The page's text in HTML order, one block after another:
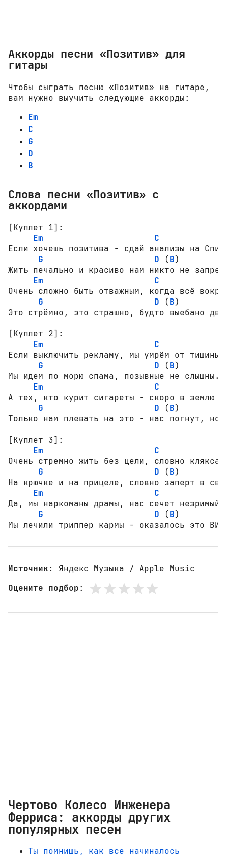
Аккорды песни «Позитив» для
гитары
Чтобы сыграть песню «Позитив» на гитаре,
вам нужно выучить следующие аккорды:
Em
C
G
D
B
Слова песни «Позитив» с
аккордами
[Куплет 1]:
Em
C
Если хочешь позитива - сдай анализы на
G
D (B)
Жить печально и красиво нам никто не
Em
C
Очень сложно быть отважным, когда всё
G
D (B)
Это стрёмно, это страшно, будто выебано
[Куплет 2]:
Em
C
Если выключить рекламу, мы умрём от тишины.
G
D (B)
Мы идем по морю спама, позывные не слышны.
Em
C
А тех, кто курит сигареты - скоро в землю
G
D (B)
Только нам плевать на это - нас погнут, но
[Куплет 3]:
Em
C
Очень стремно жить без цели, словно
G
D (B)
На крючке и на прицеле, словно заперт в
Em
C
Да, мы наркоманы драмы, нас сечет незримый
G
D (B)
Мы лечили триппер кармы - оказалось это
Источник: Яндекс Музыка / Apple Music
Оцените подбор:
Чертово Колесо Инженера
Ферриса: аккорды других
популярных песен
Ты помнишь, как все начиналось